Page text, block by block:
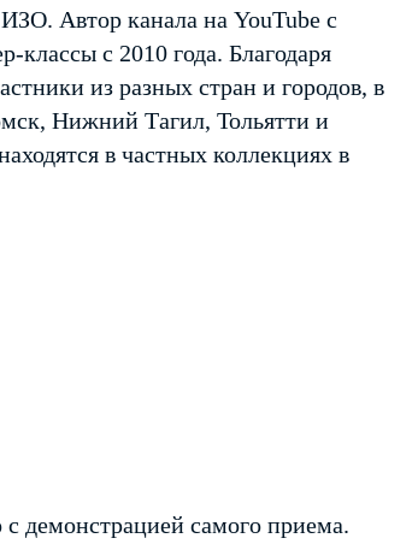
Автор канала на YouTube с
классы с 2010 года. Благодаря
из разных стран и городов, в
Нижний Тагил, Тольятти и
в частных коллекциях в
демонстрацией самого приема.